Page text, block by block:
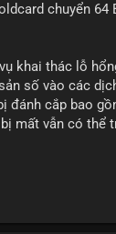
chuyển 64
khai thác lỗ
số vào các
đánh cắp bao
bị mất vẫn có thể